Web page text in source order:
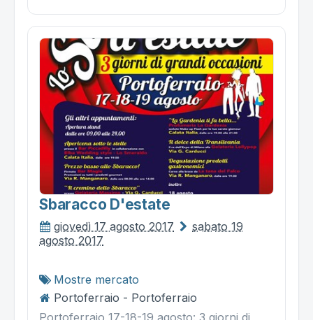
Sbaracco D'estate
giovedì 17 agosto 2017
sabato 19
agosto 2017
Mostre mercato
Portoferraio - Portoferraio
Portoferraio 17-18-19 agosto: 3 giorni di